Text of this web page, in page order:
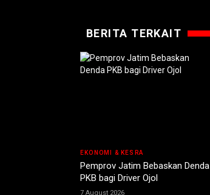
BERITA TERKAIT
EKONOMI & KESRA
Pemprov Jatim Bebaskan Denda
PKB bagi Driver Ojol
7 August 2026